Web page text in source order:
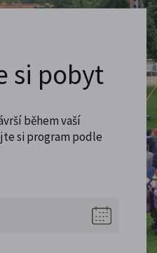
si pobyt
během vaší
si program podle